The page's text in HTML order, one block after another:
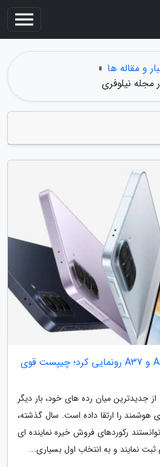
و مقاله ها »
مجله نیلوفری
سامسونگ از گلکسی A57 و A37 رونمایی کرد؛ چیپست قوی
جدیدترین میان رده های خود، بار دیگر
هوشمند را ارتقا داده است. سال گذشته،
رکوردهای فروش خیره نماینده ای
ثبت نمایند و به انتخاب اول بسیاری...